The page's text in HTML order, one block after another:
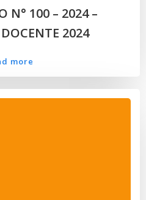
N° 100 – 2024 –
2024
more